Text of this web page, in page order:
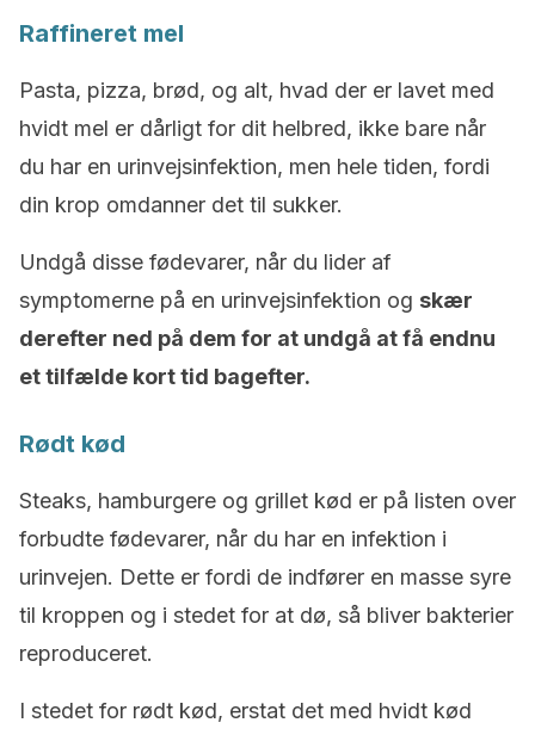
Raffineret mel
Pasta, pizza, brød, og alt, hvad der er lavet med
hvidt mel er dårligt for dit helbred, ikke bare når
du har en urinvejsinfektion, men hele tiden, fordi
din krop omdanner det til sukker.
Undgå disse fødevarer, når du lider af
symptomerne på en urinvejsinfektion og skær
derefter ned på dem for at undgå at få endnu
et tilfælde kort tid bagefter.
Rødt kød
Steaks, hamburgere og grillet kød er på listen over
forbudte fødevarer, når du har en infektion i
urinvejen. Dette er fordi de indfører en masse syre
til kroppen og i stedet for at dø, så bliver bakterier
reproduceret.
I stedet for rødt kød, erstat det med hvidt kød